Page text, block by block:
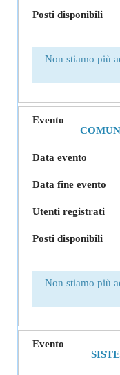
Non stiamo più
Non stiamo più